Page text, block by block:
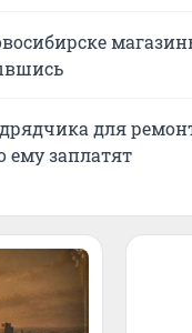
для
ему заплатят